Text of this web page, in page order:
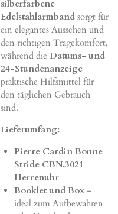
silberfarbene
Edelstahlarmband sorgt für
ein elegantes Aussehen und
den richtigen Tragekomfort,
während die Datums- und
24-Stundenanzeige
praktische Hilfsmittel für
den täglichen Gebrauch
sind.
Lieferumfang:
Pierre Cardin Bonne
Stride CBN.3021
Herrenuhr
Booklet und Box–
ideal zum Aufbewahren